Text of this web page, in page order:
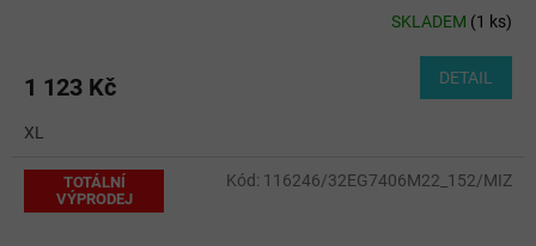
SKLADEM (1 ks)
1 123 Kč DETAIL
XL
TOTÁLNÍ
VÝPRODEJ
Kód: 116246/32EG7406M22_152/MIZ